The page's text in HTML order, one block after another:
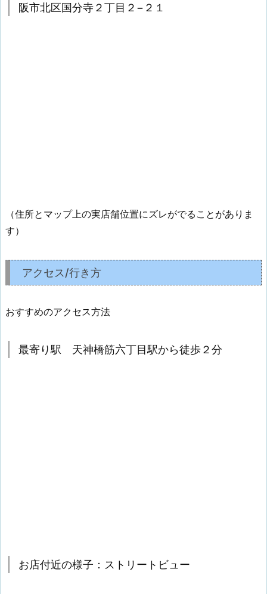
阪市北区国分寺２丁目２−２１
（住所とマップ上の実店舗位置にズレがでることがありま
す）
アクセス/行き方
おすすめのアクセス方法
最寄り駅 天神橋筋六丁目駅から徒歩２分
お店付近の様子：ストリートビュー